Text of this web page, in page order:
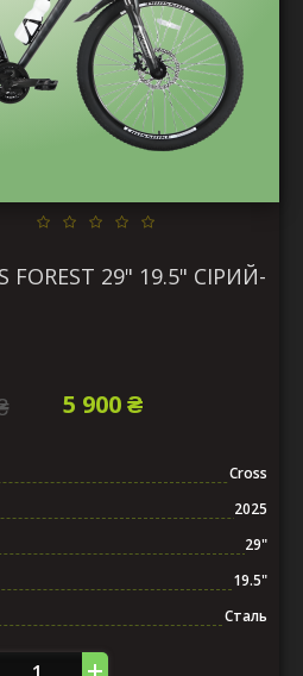
29" 19.5" СІРИЙ-
5 900 ₴
Cross
2025
29"
19.5"
Сталь